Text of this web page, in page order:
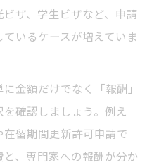
ザ、学生ビザなど、申請
いるケースが増えていま
金額だけでなく「報酬」
確認しましょう。例え
留期間更新許可申請で
、専門家への報酬が分か